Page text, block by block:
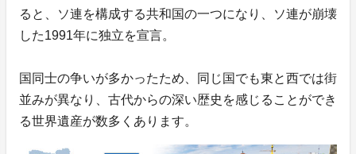
ると、ソ連を構成する共和国の一つになり、ソ連が崩壊
した1991年に独立を宣言。
国同士の争いが多かったため、同じ国でも東と西では街
並みが異なり、古代からの深い歴史を感じることができ
る世界遺産が数多くあります。